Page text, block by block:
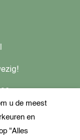
u de meest
en
"Alles